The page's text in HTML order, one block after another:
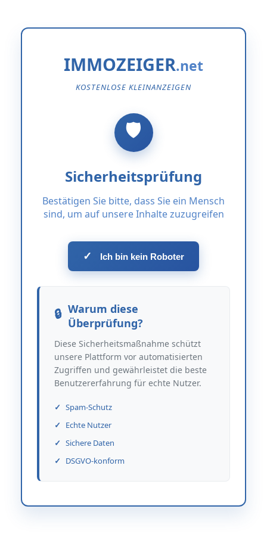
IMMOZEIGER
KOSTENLOSE KLEINANZEIGEN
Sicherheitsprüfung
Bestätigen Sie bitte, dass Sie ein Mensch
sind, um auf unsere Inhalte zuzugreifen
✓ Ich bin kein Roboter
Warum diese
Überprüfung?
Diese Sicherheitsmaßnahme schützt
unsere Plattform vor automatisierten
Zugriffen und gewährleistet die beste
Benutzererfahrung für echte Nutzer.
Spam-Schutz
Echte Nutzer
Sichere Daten
DSGVO-konform